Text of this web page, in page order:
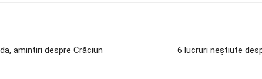
amintiri despre Crăciun 6 lucruri neștiute